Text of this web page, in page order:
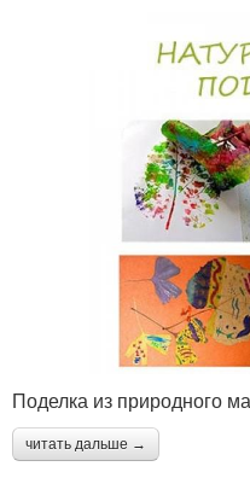
Поделка из природного
читать дальше →